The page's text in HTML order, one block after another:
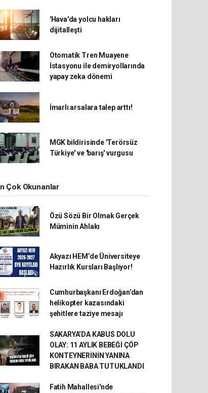
'Hava'da yolcu hakları
dijitalleşti
Otomatik Tren Muayene
İstasyonu ile demiryollarında
yapay zeka dönemi
İmarlı arsalara talep arttı!
MGK bildirisinde 'Terörsüz
Türkiye' ve 'barış' vurgusu
Çok Okunanlar
Özü Sözü Bir Olmak Gerçek
Müminin Ahlakı
Akyazı HEM’de Üniversiteye
Hazırlık Kursları Başlıyor!
Cumhurbaşkanı Erdoğan’dan
helikopter kazasındaki
şehitlere taziye mesajı
SAKARYA’DA KABUS DOLU
OLAY: 11 AYLIK BEBEĞİ ÇÖP
KONTEYNERİNİN YANINA
BIRAKAN BABA TUTUKLANDI
Fatih Mahallesi'nde